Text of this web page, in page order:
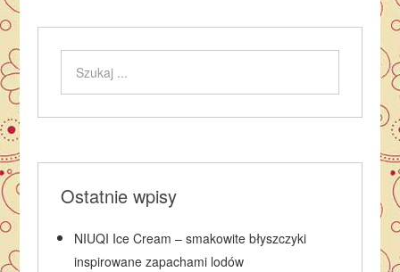
Ostatnie wpisy
NIUQI Ice Cream – smakowite błyszczyki
inspirowane zapachami lodów